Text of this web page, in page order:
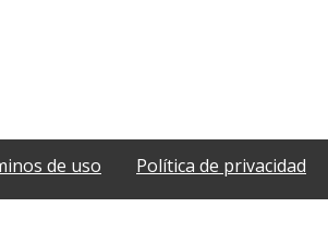
de uso Política de privacidad